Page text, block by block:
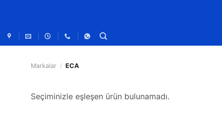
Markalar / ECA
Seçiminizle eşleşen ürün bulunamadı.